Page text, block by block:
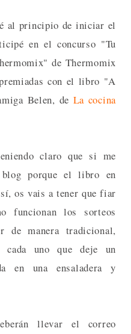
al principio de iniciar el
en el concurso "Tu
de Thermomix
con el libro "A
Belen, de La cocina
claro que si me
porque el libro en
os vais a tener que fiar
funcionan los sorteos
manera tradicional,
cada uno que deje un
en una ensaladera y
llevar el correo